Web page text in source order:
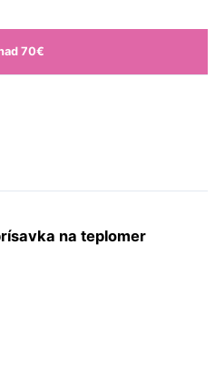
70€
na teplomer